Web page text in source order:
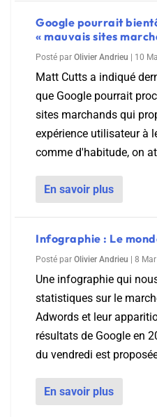
Google pourrait
« mauvais sites
Posté par Olivier Andrieu 10
Matt Cutts a indiqué
que Google pourrait
sites marchands qui
expérience utilisateur à
comme d'habitude, on
En savoir plus
Infographie : Le
Posté par Olivier Andrieu 8
Une infographie qui
statistiques sur le
Adwords et leur
résultats de Google en
du vendredi est
En savoir plus